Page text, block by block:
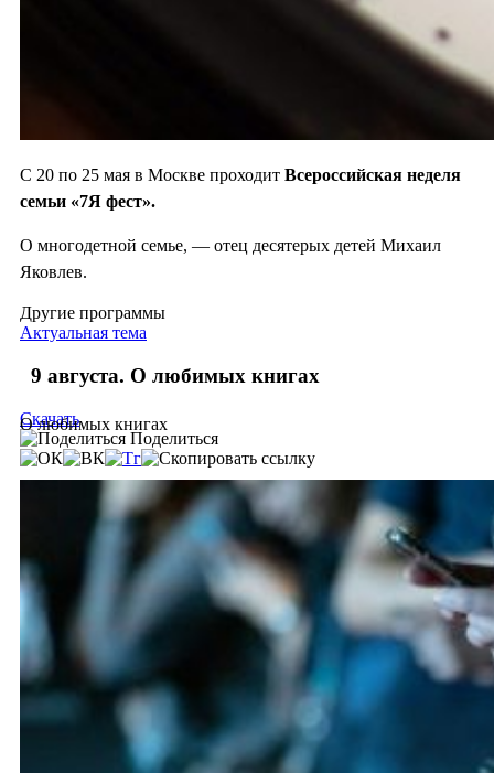
С 20 по 25 мая в Москве проходит Всероссийская неделя
семьи «7Я фест».
О многодетной семье, — отец десятерых детей Михаил
Яковлев.
Другие программы
Актуальная тема
9 августа. О любимых книгах
О любимых книгах
Скачать
Поделиться